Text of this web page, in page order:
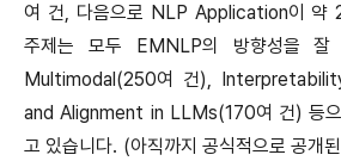
여 건, 다음으로 NLP Application이 약
주제는 모두 EMNLP의 방향성을 잘
Multimodal(250여 건),
and Alignment in LLMs(170여 건) 등
고 있습니다. (아직까지 공식적으로 공개